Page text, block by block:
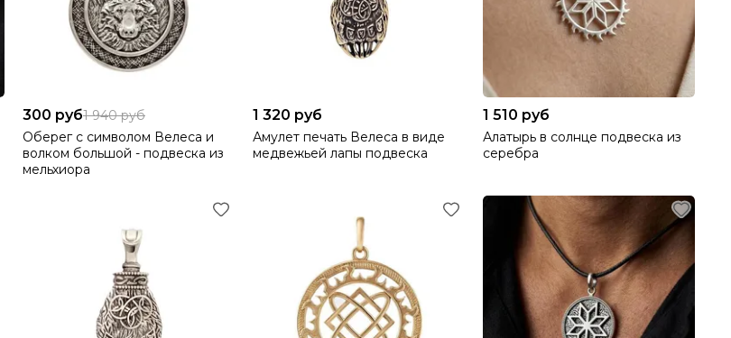
300 руб1 940 руб
Оберег с символом Велеса и
волком большой - подвеска из
мельхиора
1 320 руб
Амулет печать Велеса в виде
медвежьей лапы подвеска
1 510 руб
Алатырь в солнце подвеска из
серебра